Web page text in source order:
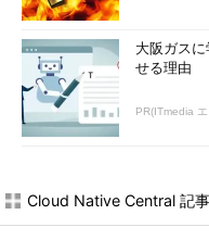
大阪ガス
せる理由
PR(ITmedia
Cloud Native Central 記